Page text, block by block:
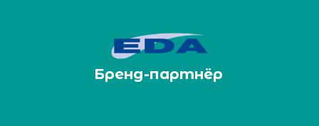
Бренд-партнёр